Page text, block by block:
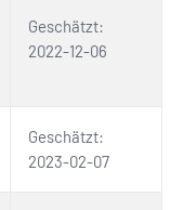
Geschätzt:
2022-12-06
Geschätzt:
2023-02-07